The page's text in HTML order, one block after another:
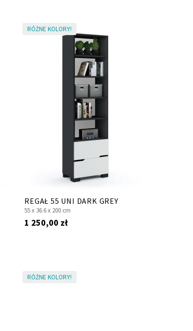
RÓŻNE KOLORY!
REGAŁ 55 UNI DARK GREY
55 x 36.6 x 200 cm
1 250,00 zł
RÓŻNE KOLORY!